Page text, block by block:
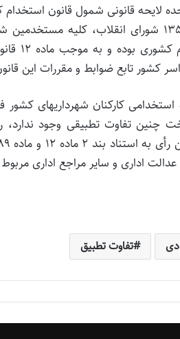
لایحه قانونی شمول قانون
کشور مصوب 19؍7؍1358 شورای انقلاب،
کشور تابع ضوابط و مقررات این
استخدامی کارکنان شهرداریهای
چنین تفاوت تطبیقی وجود
تفاوت تطبیق